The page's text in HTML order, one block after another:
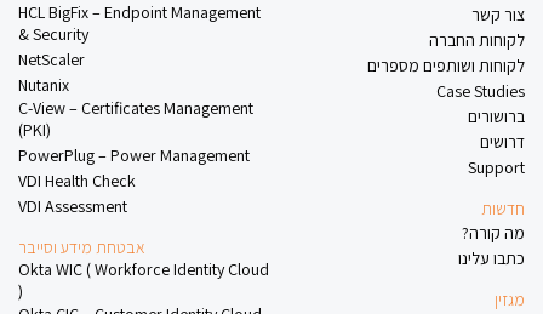
צור קשר
לקוחות החברה
לקוחות ושותפים מספרים
Case Studies
ברושורים
דרושים
Support
חדשות
מה קורה?
כתבו עלינו
מגזין
HCL BigFix – Endpoint Management
& Security
NetScaler
Nutanix
C-View – Certificates Management
(PKI)
PowerPlug – Power Management
VDI Health Check
VDI Assessment
אבטחת מידע וסייבר
Okta WIC ( Workforce Identity Cloud
)